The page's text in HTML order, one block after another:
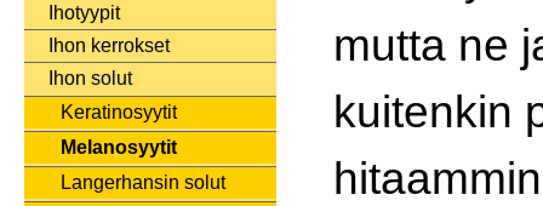
Ihotyypit
Ihon kerrokset
Ihon solut
Keratinosyytit
Melanosyytit
Langerhansin solut
mutta ne
kuitenkin